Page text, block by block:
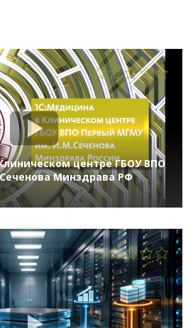
центре ГБОУ ВПО
Минздрава РФ